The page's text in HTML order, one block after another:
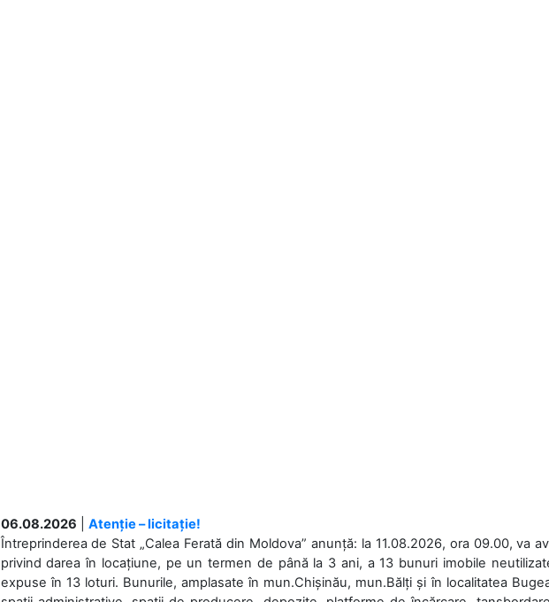
06.08.2026
Atenție – licitație!
Întreprinderea de Stat „Calea Ferată din Moldova” anunță: la 11.08.2026, ora 09.00, va
privind darea în locațiune, pe un termen de până la 3 ani, a 13 bunuri imobile
expuse în 13 loturi. Bunurile, amplasate în mun.Chișinău, mun.Bălți și în localitatea